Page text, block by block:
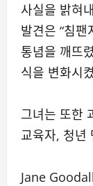
사실을 밝혀
발견은 “침팬
통념을 깨뜨
식을 변화시
그녀는 또한
교육자, 청년
Jane